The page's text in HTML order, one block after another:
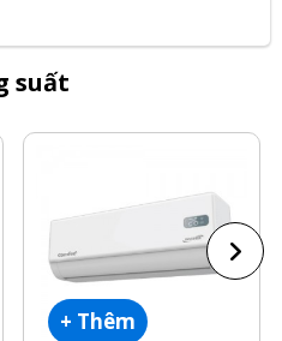
suất
+ Thêm